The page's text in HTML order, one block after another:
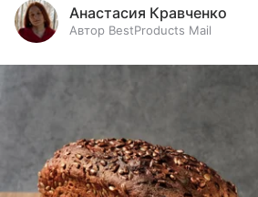
Анастасия Кравченко
Автор BestProducts Mail